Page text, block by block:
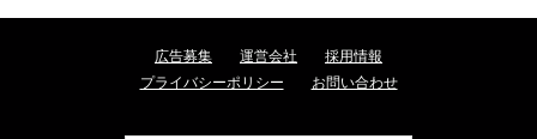
広告募集 運営会社
採用情報
プライバシーポリシー
お問い合わせ